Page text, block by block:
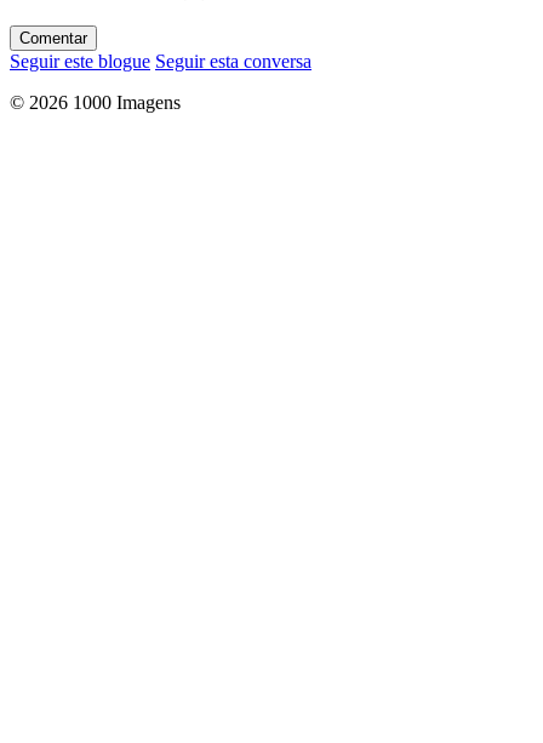
Comentar
Seguir este blogue Seguir esta conversa
© 2026 1000 Imagens